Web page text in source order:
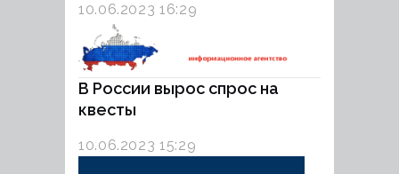
10.06.2023 16:29
В России вырос спрос на
квесты
10.06.2023 15:29